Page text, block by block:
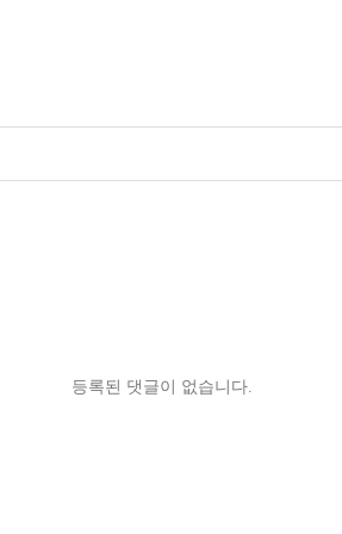
등록된 댓글이 없습니다.